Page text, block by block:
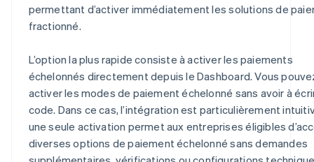
permettant d’activer immédiatement les solutions de
fractionné.
L’option la plus rapide consiste à activer les paiements
échelonnés directement depuis le Dashboard. Vous
activer les modes de paiement échelonné sans avoir à
code. Dans ce cas, l’intégration est particulièrement
une seule activation permet aux entreprises éligibles
diverses options de paiement échelonné sans demandes